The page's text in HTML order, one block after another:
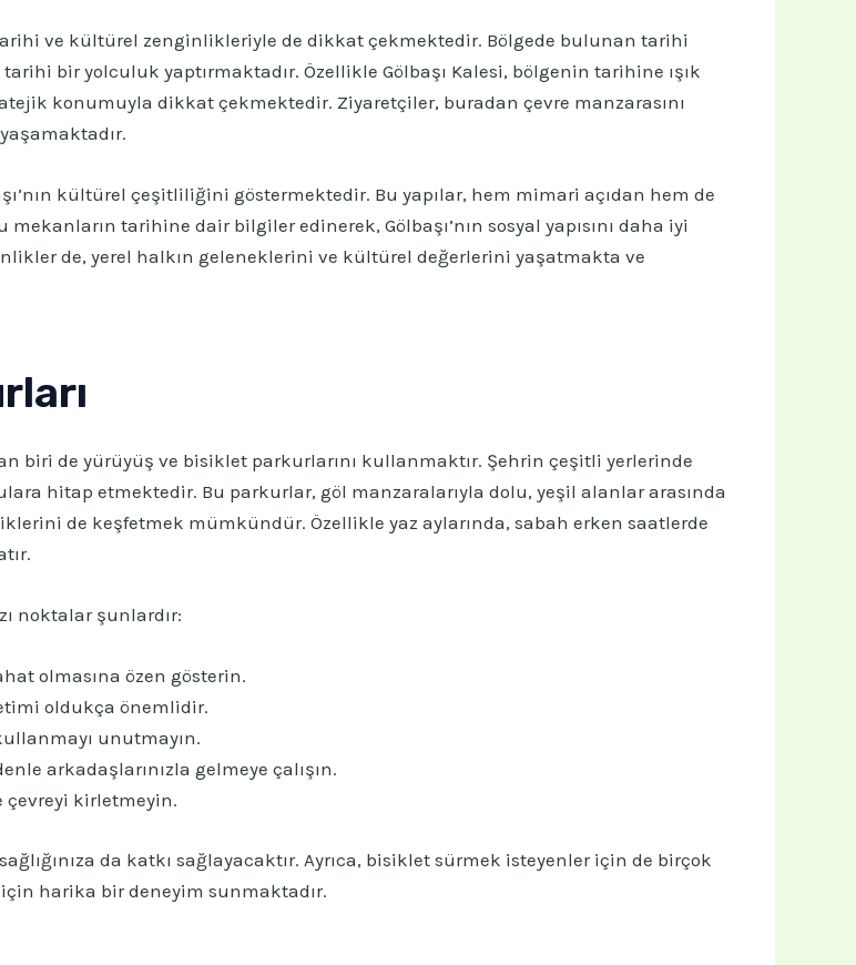
ve kültürel zenginlikleriyle de dikkat çekmektedir. Bölgede bulunan tarihi
bir yolculuk yaptırmaktadır. Özellikle Gölbaşı Kalesi, bölgenin tarihine ışık
konumuyla dikkat çekmektedir. Ziyaretçiler, buradan çevre manzarasını
kültürel çeşitliliğini göstermektedir. Bu yapılar, hem mimari açıdan hem de
tarihine dair bilgiler edinerek, Gölbaşı’nın sosyal yapısını daha iyi
de, yerel halkın geleneklerini ve kültürel değerlerini yaşatmakta ve
biri de yürüyüş ve bisiklet parkurlarını kullanmaktır. Şehrin çeşitli yerlerinde
hitap etmektedir. Bu parkurlar, göl manzaralarıyla dolu, yeşil alanlar arasında
de keşfetmek mümkündür. Özellikle yaz aylarında, sabah erken saatlerde
noktalar şunlardır:
olmasına özen gösterin.
oldukça önemlidir.
unutmayın.
arkadaşlarınızla gelmeye çalışın.
çevreyi kirletmeyin.
da katkı sağlayacaktır. Ayrıca, bisiklet sürmek isteyenler için de birçok
harika bir deneyim sunmaktadır.